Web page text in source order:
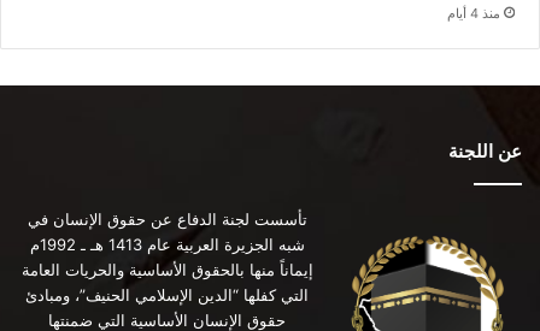
منذ 4 أيام
عن اللجنة
تأسست لجنة الدفاع عن حقوق الإنسان في
شبه الجزيرة العربية عام 1413 هـ ـ 1992م
إيماناً منها بالحقوق الأساسية والحريات العامة
التي كفلها “الدين الإسلامي الحنيف”، ومبادئ
حقوق الإنسان الأساسية التي ضمنتها